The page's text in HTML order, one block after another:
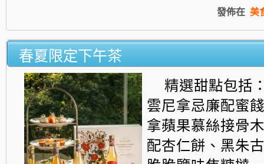
發佈在 美
春夏限定下午茶
精選甜點包括
雲尼拿忌廉配蜜
拿蘋果慕絲接骨
配杏仁餅、 黑朱